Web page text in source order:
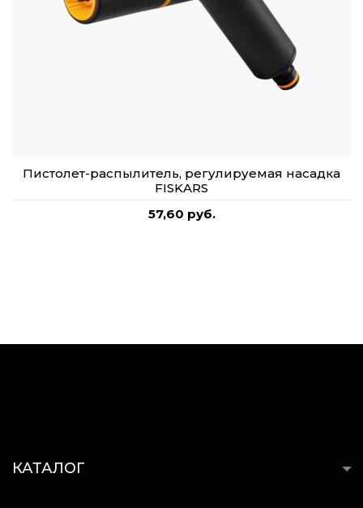
Пистолет-распылитель, регулируемая насадка
FISKARS
57,60 руб.
КАТАЛОГ